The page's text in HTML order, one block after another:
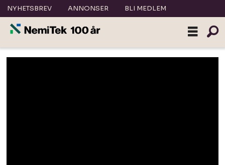
NYHETSBREV ANNONSER BLI MEDLEM